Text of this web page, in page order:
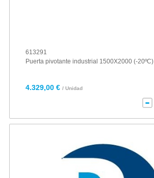
613291
Puerta pivotante industrial 1500X2000 (-20ºC)
4.329,00 € / Unidad